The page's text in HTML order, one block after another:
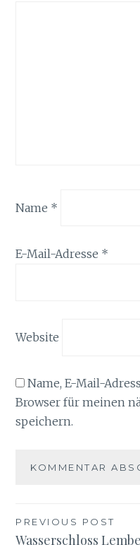
Name *
E-Mail-Adresse *
Website
Name, E-Mail-
Browser für meinen
speichern.
PREVIOUS POST
Wasserschloss